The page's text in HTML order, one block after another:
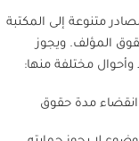
متنوعة إلى المكتبة
المؤلف. ويجوز
مختلفة منها:
مدة حقوق